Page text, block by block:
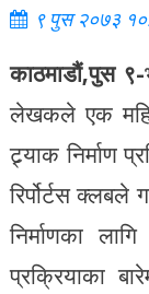
९ पुस २०७३
काठमाडौं,पुस ९-
लेखकले एक
ट्र्याक
रिर्पोर्टस
निर्माणका
प्रक्रियाका